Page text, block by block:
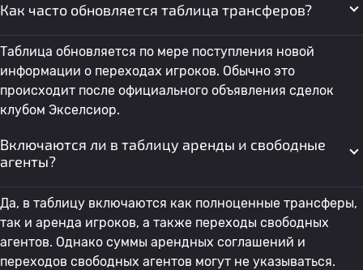
Как часто обновляется таблица трансферов?
Таблица обновляется по мере поступления новой
информации о переходах игроков. Обычно это
происходит после официального объявления сделок
клубом Экселсиор.
Включаются ли в таблицу аренды и свободные
агенты?
Да, в таблицу включаются как полноценные трансферы,
так и аренда игроков, а также переходы свободных
агентов. Однако суммы арендных соглашений и
переходов свободных агентов могут не указываться.